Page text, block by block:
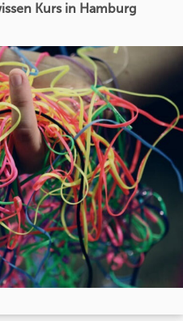
Kurs in Hamburg